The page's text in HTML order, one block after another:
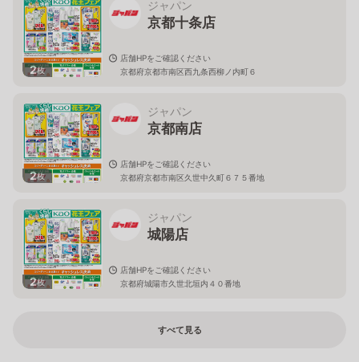
2枚
ジャパン
京都十条店
店舗HPをご確認ください
京都府京都市南区西九条西柳ノ内町６
2枚
ジャパン
京都南店
店舗HPをご確認ください
京都府京都市南区久世中久町６７５番地
2枚
ジャパン
城陽店
店舗HPをご確認ください
京都府城陽市久世北垣内４０番地
すべて見る